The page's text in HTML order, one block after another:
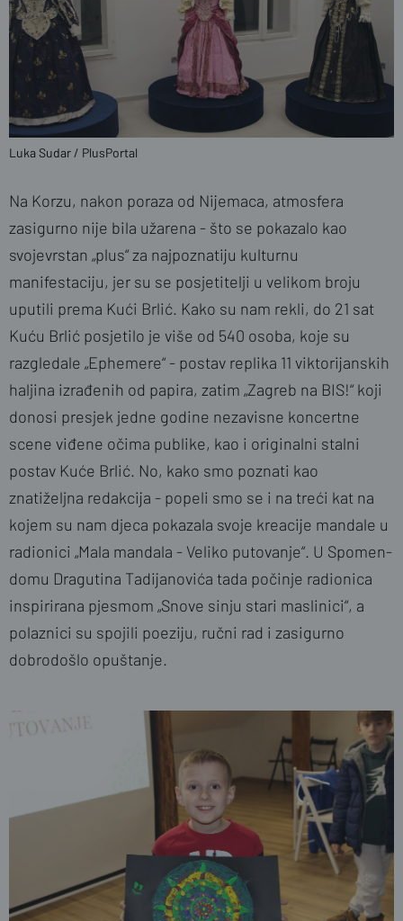
Luka Sudar / PlusPortal
Na Korzu, nakon poraza od Nijemaca, atmosfera
zasigurno nije bila užarena - što se pokazalo kao
svojevrstan „plus“ za najpoznatiju kulturnu
manifestaciju, jer su se posjetitelji u velikom broju
uputili prema Kući Brlić. Kako su nam rekli, do 21 sat
Kuću Brlić posjetilo je više od 540 osoba, koje su
razgledale „Ephemere“ - postav replika 11 viktorijanskih
haljina izrađenih od papira, zatim „Zagreb na BIS!“ koji
donosi presjek jedne godine nezavisne koncertne
scene viđene očima publike, kao i originalni stalni
postav Kuće Brlić. No, kako smo poznati kao
znatiželjna redakcija - popeli smo se i na treći kat na
kojem su nam djeca pokazala svoje kreacije mandale u
radionici „Mala mandala - Veliko putovanje“. U Spomen-
domu Dragutina Tadijanovića tada počinje radionica
inspirirana pjesmom „Snove sinju stari maslinici“, a
polaznici su spojili poeziju, ručni rad i zasigurno
dobrodošlo opuštanje.